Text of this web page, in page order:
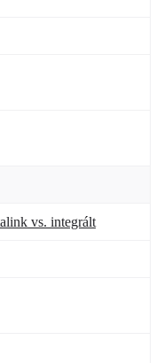
vs. integrált